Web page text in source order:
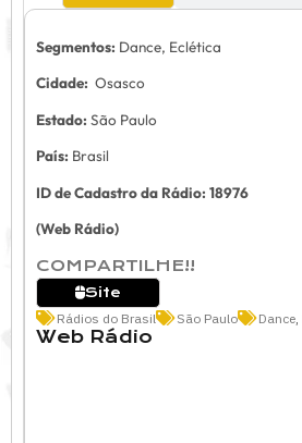
Segmentos: Dance, Eclética
Cidade: Osasco
Estado: São Paulo
País: Brasil
ID de Cadastro da Rádio: 18976
(Web Rádio)
COMPARTILHE!!
Site
Rádios do Brasil
São Paulo Dance
Web Rádio